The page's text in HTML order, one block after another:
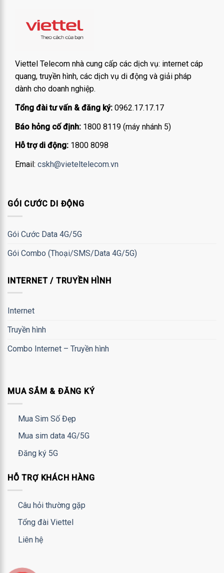
Viettel Telecom nhà cung cấp các dịch vụ: internet cáp
quang, truyền hình, các dịch vụ di động và giải pháp
dành cho doanh nghiệp.
Tổng đài tư vấn & đăng ký: 0962.17.17.17
Báo hỏng cố định: 1800 8119 (máy nhánh 5)
Hỗ trợ di động: 1800 8098
Email: cskh@vieteltelecom.vn
GÓI CƯỚC DI ĐỘNG
Gói Cước Data 4G/5G
Gói Combo (Thoại/SMS/Data 4G/5G)
INTERNET / TRUYỀN HÌNH
Internet
Truyền hình
Combo Internet – Truyền hình
MUA SẮM & ĐĂNG KÝ
Mua Sim Số Đẹp
Mua sim data 4G/5G
Đăng ký 5G
HỖ TRỢ KHÁCH HÀNG
Câu hỏi thường gặp
Tổng đài Viettel
Liên hệ